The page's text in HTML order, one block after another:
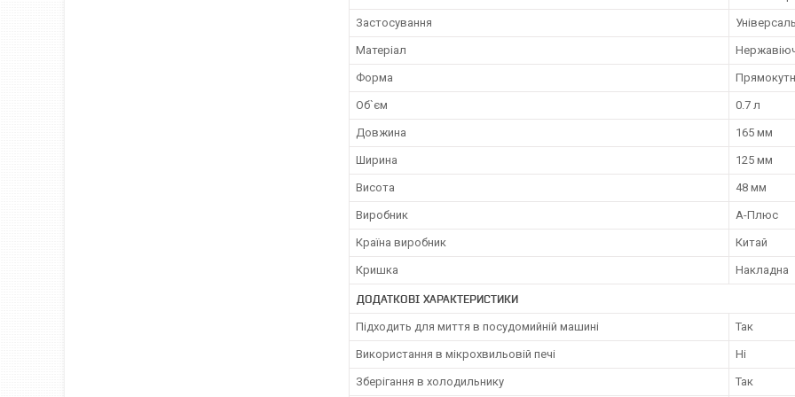
Застосування
Матеріал
Форма
Об`єм 0.7 л
Довжина 165 мм
Ширина 125 мм
Висота 48 мм
Виробник А-Плюс
Країна виробник Китай
Кришка Накладна
ДОДАТКОВІ ХАРАКТЕРИСТИКИ
Підходить для миття в посудомийній машині Так
Використання в мікрохвильовій печі Ні
Зберігання в холодильнику Так